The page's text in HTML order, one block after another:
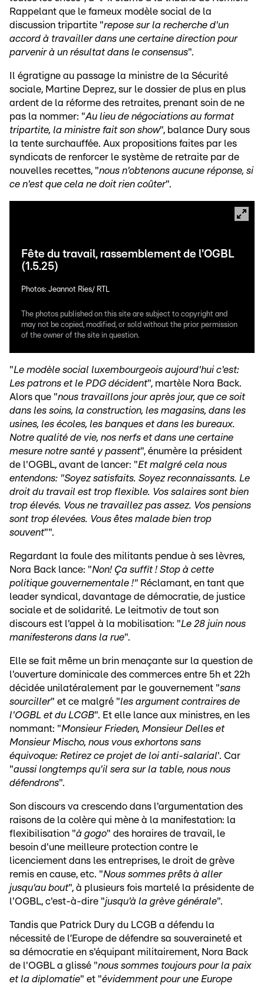
Rappelant que le fameux modèle social de la
discussion tripartite "repose sur la recherche d'un
accord à travailler dans une certaine direction pour
parvenir à un résultat dans le consensus".
Il égratigne au passage la ministre de la Sécurité
sociale, Martine Deprez, sur le dossier de plus en plus
ardent de la réforme des retraites, prenant soin de ne
pas la nommer: "Au lieu de négociations au format
tripartite, la ministre fait son show", balance Dury sous
la tente surchauffée. Aux propositions faites par les
syndicats de renforcer le système de retraite par de
nouvelles recettes, "nous n'obtenons aucune réponse, si
ce n'est que cela ne doit rien coûter".
Fête du travail, rassemblement de l'OGBL
(1.5.25)
Photos: Jeannot Ries/ RTL
The photos published on this site are subject to copyright and
may not be copied, modified, or sold without the prior permission
of the owner of the site in question.
"Le modèle social luxembourgeois aujourd'hui c'est:
Les patrons et le PDG décident", martèle Nora Back.
Alors que "nous travaillons jour après jour, que ce soit
dans les soins, la construction, les magasins, dans les
usines, les écoles, les banques et dans les bureaux.
Notre qualité de vie, nos nerfs et dans une certaine
mesure notre santé y passent", énumère la président
de l'OGBL, avant de lancer: "Et malgré cela nous
entendons: "Soyez satisfaits. Soyez reconnaissants. Le
droit du travail est trop flexible. Vos salaires sont bien
trop élevés. Vous ne travaillez pas assez. Vos pensions
sont trop élevées. Vous êtes malade bien trop
souvent"".
Regardant la foule des militants pendue à ses lèvres,
Nora Back lance: "Non! Ça suffit ! Stop à cette
politique gouvernementale !" Réclamant, en tant que
leader syndical, davantage de démocratie, de justice
sociale et de solidarité. Le leitmotiv de tout son
discours est l'appel à la mobilisation: "Le 28 juin nous
manifesterons dans la rue".
Elle se fait même un brin menaçante sur la question de
l'ouverture dominicale des commerces entre 5h et 22h
décidée unilatéralement par le gouvernement "sans
sourciller" et ce malgré "les argument contraires de
l'OGBL et du LCGB". Et elle lance aux ministres, en les
nommant: "Monsieur Frieden, Monsieur Delles et
Monsieur Mischo, nous vous exhortons sans
équivoque: Retirez ce projet de loi anti-salarial'. Car
"aussi longtemps qu'il sera sur la table, nous nous
défendrons".
Son discours va crescendo dans l'argumentation des
raisons de la colère qui mène à la manifestation: la
flexibilisation "à gogo" des horaires de travail, le
besoin d'une meilleure protection contre le
licenciement dans les entreprises, le droit de grève
remis en cause, etc. "Nous sommes prêts à aller
jusqu'au bout", à plusieurs fois martelé la présidente de
l'OGBL, c'est-à-dire "jusqu'à la grève générale".
Tandis que Patrick Dury du LCGB a défendu la
nécessité de l’Europe de défendre sa souveraineté et
sa démocratie en s'équipant militairement, Nora Back
de l'OGBL a glissé "nous sommes toujours pour la paix
et la diplomatie" et "évidemment pour une Europe